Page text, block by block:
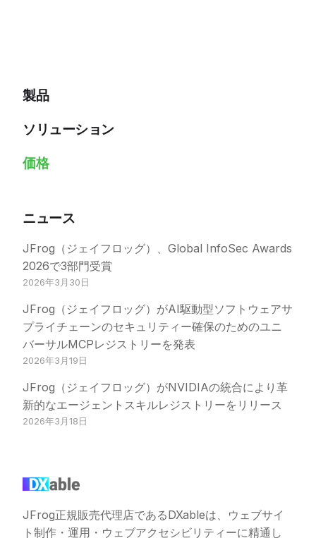
製品
ソリューション
価格
ニュース
JFrog（ジェイフロッグ）、Global InfoSec Awards
2026で3部門受賞
2026年3月30日
JFrog（ジェイフロッグ）がAI駆動型ソフトウェアサ
プライチェーンのセキュリティー確保のためのユニ
バーサルMCPレジストリーを発表
2026年3月19日
JFrog（ジェイフロッグ）がNVIDIAの統合により革
新的なエージェントスキルレジストリーをリリース
2026年3月18日
JFrog正規販売代理店であるDXableは、ウェブサイ
ト制作・運用・ウェブアクセシビリティーに精通し